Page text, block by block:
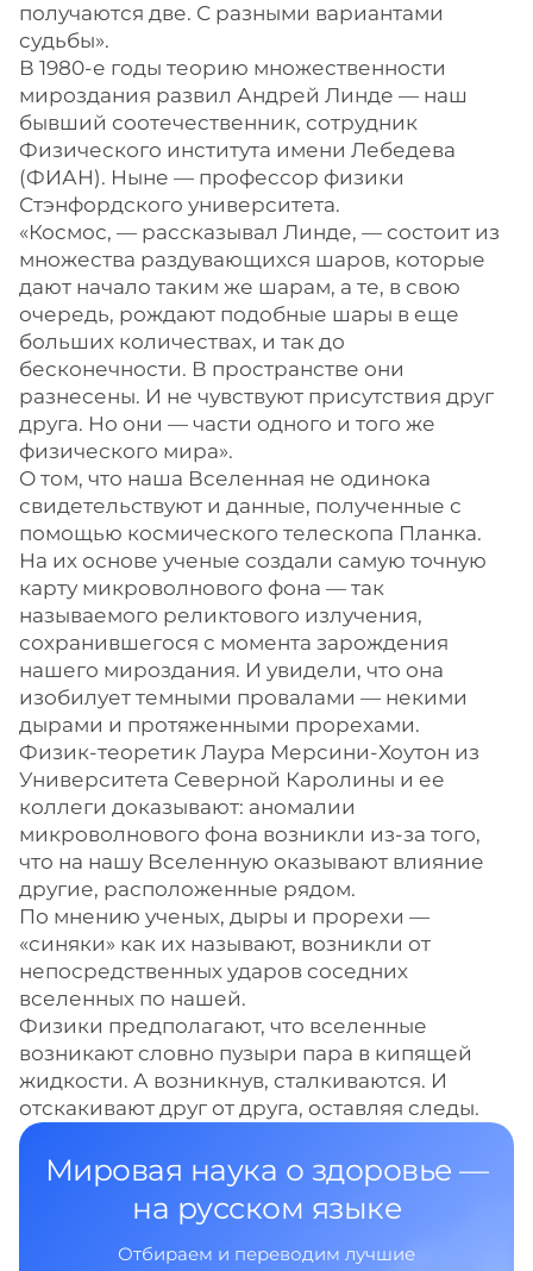
получаются две. С разными вариантами
судьбы».
В 1980-е годы теорию множественности
мироздания развил Андрей Линде — наш
бывший соотечественник, сотрудник
Физического института имени Лебедева
(ФИАН). Ныне — профессор физики
Стэнфордского университета.
«Космос, — рассказывал Линде, — состоит из
множества раздувающихся шаров, которые
дают начало таким же шарам, а те, в свою
очередь, рождают подобные шары в еще
больших количествах, и так до
бесконечности. В пространстве они
разнесены. И не чувствуют присутствия друг
друга. Но они — части одного и того же
физического мира».
О том, что наша Вселенная не одинока
свидетельствуют и данные, полученные с
помощью космического телескопа Планка.
На их основе ученые создали самую точную
карту микроволнового фона — так
называемого реликтового излучения,
сохранившегося с момента зарождения
нашего мироздания. И увидели, что она
изобилует темными провалами — некими
дырами и протяженными прорехами.
Физик-теоретик Лаура Мерсини-Хоутон из
Университета Северной Каролины и ее
коллеги доказывают: аномалии
микроволнового фона возникли из-за того,
что на нашу Вселенную оказывают влияние
другие, расположенные рядом.
По мнению ученых, дыры и прорехи —
«синяки» как их называют, возникли от
непосредственных ударов соседних
вселенных по нашей.
Физики предполагают, что вселенные
возникают словно пузыри пара в кипящей
жидкости. А возникнув, сталкиваются. И
отскакивают друг от друга, оставляя следы.
Мировая наука о здоровье —
на русском языке
Отбираем и переводим лучшие